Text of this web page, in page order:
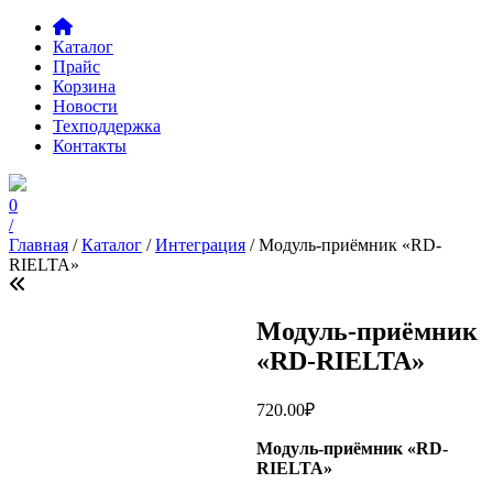
Каталог
Прайс
Корзина
Новости
Техподдержка
Контакты
0
/
Главная /Каталог /Интеграция / Модуль-приёмник «RD-
RIELTA»
Модуль-приёмник
«RD-RIELTA»
720.00₽
Модуль-приёмник «RD-
RIELTA»